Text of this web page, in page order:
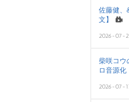
佐藤健、
文】
2026-07-
柴咲コウ
ロ音源化
2026-07-